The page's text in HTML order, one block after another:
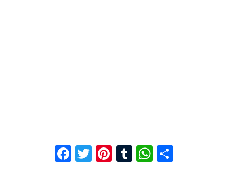
Facebook
Twitter
Pinterest
TumblrWhatsApp